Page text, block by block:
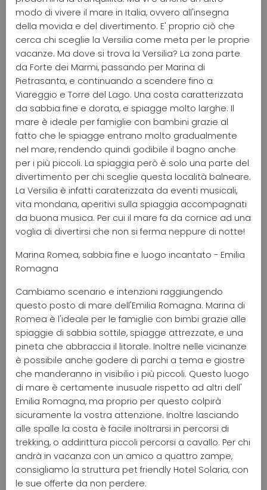
modo di vivere il mare in Italia, ovvero all'insegna
della movida e del divertimento. E' proprio ciò che
cerca chi sceglie la Versilia come meta per le proprie
vacanze. Ma dove si trova la Versilia? La zona parte
da Forte dei Marmi, passando per Marina di
Pietrasanta, e continuando a scendere fino a
Viareggio e Torre del Lago. Una costa caratterizzata
da sabbia fine e dorata, e spiagge molto larghe. Il
mare è ideale per famiglie con bambini grazie al
fatto che le spiagge entrano molto gradualmente
nel mare, rendendo quindi godibile il bagno anche
per i più piccoli. La spiaggia però è solo una parte del
divertimento per chi sceglie questa località balneare.
La Versilia è infatti caraterizzata da eventi musicali,
vita mondana, aperitivi sulla spiaggia accompagnati
da buona musica. Per cui il mare fa da cornice ad una
voglia di divertirsi che non si ferma neppure di notte!
Marina Romea, sabbia fine e luogo incantato - Emilia
Romagna
Cambiamo scenario e intenzioni raggiungendo
questo posto di mare dell'Emilia Romagna. Marina di
Romea è l'ideale per le famiglie con bimbi grazie alle
spiaggie di sabbia sottile, spiagge attrezzate, e una
pineta che abbraccia il litorale. Inoltre nelle vicinanze
è possibile anche godere di parchi a tema e giostre
che manderanno in visibilio i più piccoli. Questo luogo
di mare è certamente inusuale rispetto ad altri dell'
Emilia Romagna, ma proprio per questo colpirà
sicuramente la vostra attenzione. Inoltre lasciando
alle spalle la costa è facile inoltrarsi in percorsi di
trekking, o addirittura piccoli percorsi a cavallo. Per chi
andrà in vacanza con un amico a quattro zampe,
consigliamo la struttura pet friendly Hotel Solaria, con
le sue offerte da non perdere.